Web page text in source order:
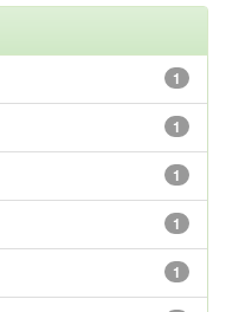
1
1
1
1
1